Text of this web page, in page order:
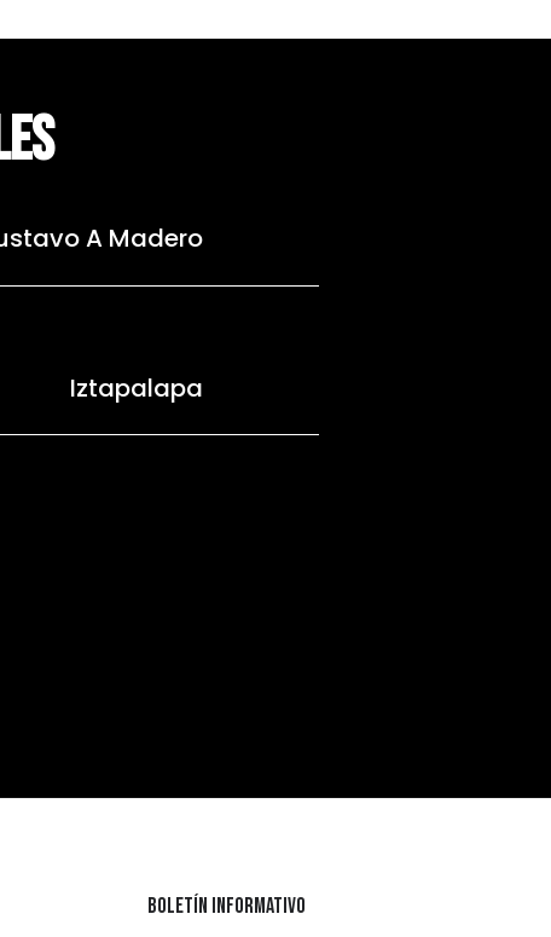
A Madero
Iztapalapa
Boletín informativo